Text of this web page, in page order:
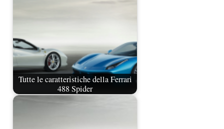
Tutte le caratteristiche della Ferrari
488 Spider